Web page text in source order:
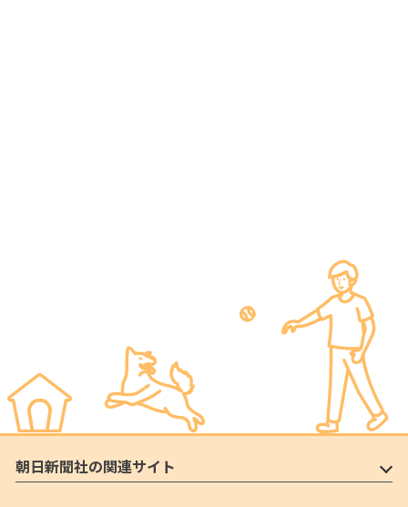
朝日新聞社の関連サイト